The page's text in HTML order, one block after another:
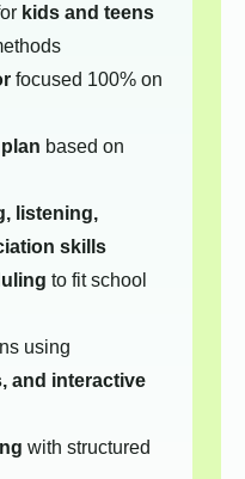
kids and teens
focused 100% on
based on
listening,
skills
to fit school
using
and interactive
with structured